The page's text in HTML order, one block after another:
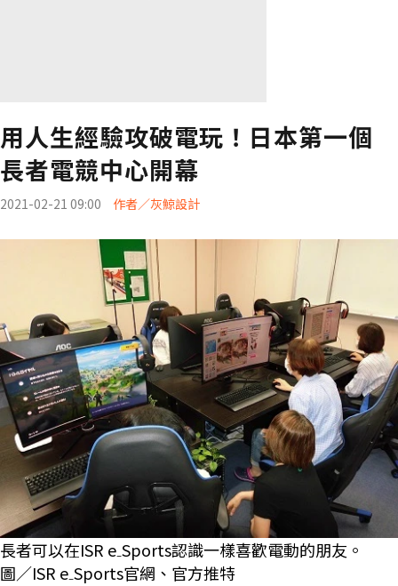
用人生經驗攻破電玩！日本第一個
長者電競中心開幕
2021-02-21 09:00 作者／灰鯨設計
長者可以在ISR e₋Sports認識一樣喜歡電動的朋友。
圖／ISR e₋Sports官網、官方推特